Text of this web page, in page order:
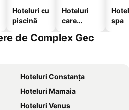
Hoteluri cu
piscină
Hoteluri
care
animale
spa
de Complex Gec
Hoteluri Constanța
Hoteluri Mamaia
Hoteluri Venus